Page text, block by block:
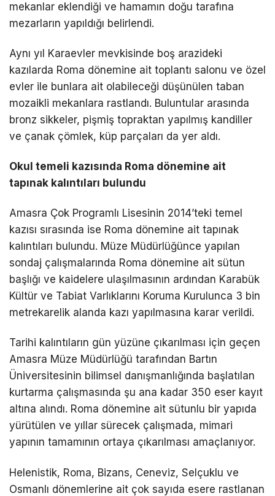
mekanlar eklendiği ve hamamın doğu tarafına
mezarların yapıldığı belirlendi.
Aynı yıl Karaevler mevkisinde boş arazideki
kazılarda Roma dönemine ait toplantı salonu ve özel
evler ile bunlara ait olabileceği düşünülen taban
mozaikli mekanlara rastlandı. Buluntular arasında
bronz sikkeler, pişmiş topraktan yapılmış kandiller
ve çanak çömlek, küp parçaları da yer aldı.
Okul temeli kazısında Roma dönemine ait
tapınak kalıntıları bulundu
Amasra Çok Programlı Lisesinin 2014’teki temel
kazısı sırasında ise Roma dönemine ait tapınak
kalıntıları bulundu. Müze Müdürlüğünce yapılan
sondaj çalışmalarında Roma dönemine ait sütun
başlığı ve kaidelere ulaşılmasının ardından Karabük
Kültür ve Tabiat Varlıklarını Koruma Kurulunca 3 bin
metrekarelik alanda kazı yapılmasına karar verildi.
Tarihi kalıntıların gün yüzüne çıkarılması için geçen
Amasra Müze Müdürlüğü tarafından Bartın
Üniversitesinin bilimsel danışmanlığında başlatılan
kurtarma çalışmasında şu ana kadar 350 eser kayıt
altına alındı. Roma dönemine ait sütunlu bir yapıda
yürütülen ve yıllar sürecek çalışmada, mimari
yapının tamamının ortaya çıkarılması amaçlanıyor.
Helenistik, Roma, Bizans, Ceneviz, Selçuklu ve
Osmanlı dönemlerine ait çok sayıda esere rastlanan